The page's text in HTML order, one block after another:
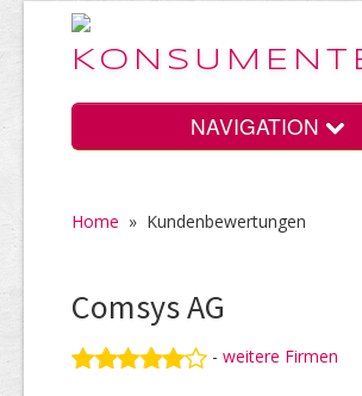
NAVIGATION
Home
Vorteile
Home » Kundenbewertungen
Comsys AG
- weitere Firmen